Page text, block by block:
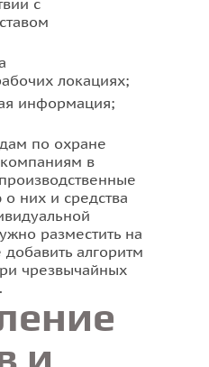
локациях;
информация;
по охране
компаниям в
них и средства
разместить на
добавить алгоритм
чрезвычайных
и